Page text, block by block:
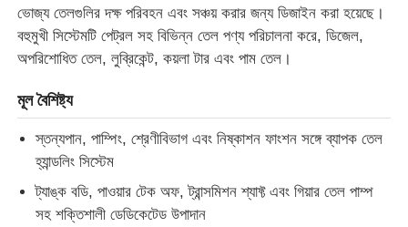
সব ক্ষেত্রেই
ট্যাংক সেমি ট্রেলার
জ্বালানী তেল ট্যাঙ্কার ট্রাক
ভোজ্য তেলগুলির দক্ষ পরিবহন এবং সঞ্চয় করার জন্য ডিজাইন করা হয়েছে।
বহুমুখী সিস্টেমটি পেট্রল সহ বিভিন্ন তেল পণ্য পরিচালনা করে, ডিজেল,
অপরিশোধিত তেল, লুব্রিকেন্ট, কয়লা টার এবং পাম তেল।
মূল বৈশিষ্ট্য
স্তন্যপান, পাম্পিং, শ্রেণীবিভাগ এবং নিষ্কাশন ফাংশন সঙ্গে ব্যাপক তেল
হ্যান্ডলিং সিস্টেম
ট্যাঙ্ক বডি, পাওয়ার টেক অফ, ট্রান্সমিশন শ্যাফ্ট এবং গিয়ার তেল পাম্প
সহ শক্তিশালী ডেডিকেটেড উপাদান